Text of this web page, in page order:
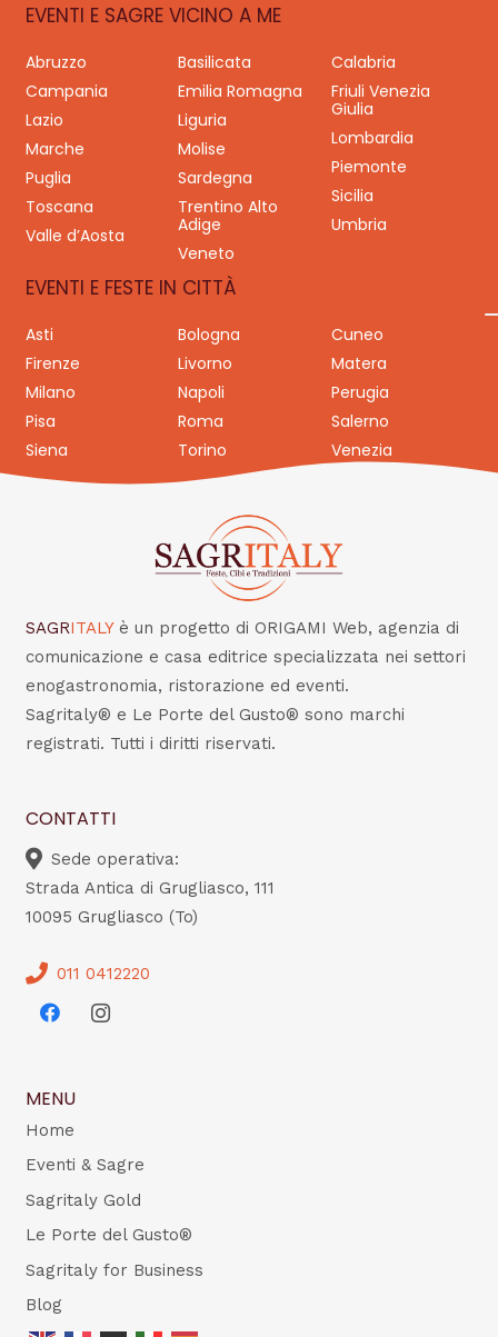
EVENTI E SAGRE VICINO A ME
Abruzzo Basilicata
Calabria
Campania
Emilia Romagna
Friuli Venezia
Giulia
Lazio
Liguria
Lombardia
Marche
Molise
Piemonte
Puglia
Sardegna
Sicilia
Toscana
Trentino Alto
Adige
Umbria
Valle d’Aosta
Veneto
EVENTI E FESTE IN CITTÀ
Asti Bologna
Cuneo
Firenze
Livorno
Matera
Milano
Napoli
Perugia
Pisa
Roma
Salerno
Siena
Torino Venezia
SAGRITALY è un progetto di ORIGAMI Web, agenzia di
comunicazione e casa editrice specializzata nei settori
enogastronomia, ristorazione ed eventi.
Sagritaly® e Le Porte del Gusto® sono marchi
registrati. Tutti i diritti riservati.
CONTATTI
Sede operativa:
Strada Antica di Grugliasco, 111
10095 Grugliasco (To)
011 0412220
MENU
Home
Eventi & Sagre
Sagritaly Gold
Le Porte del Gusto®
Sagritaly for Business
Blog